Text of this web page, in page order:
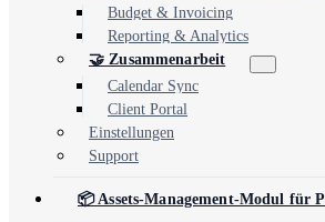
Budget & Invoicing
Reporting & Analytics
🤝 Zusammenarbeit
Calendar Sync
Client Portal
Einstellungen
Support
📦 Assets-Management-Modul für